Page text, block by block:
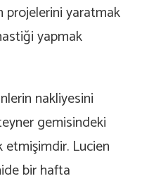
projelerini yaratmak
yapmak
nakliyesini
gemisindeki
etmişimdir. Lucien
bir hafta